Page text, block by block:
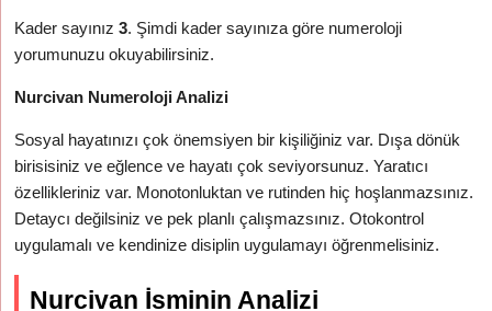
Kader sayınız3. Şimdi kader sayınıza göre numeroloji
yorumunuzu okuyabilirsiniz.
Nurcivan Numeroloji Analizi
Sosyal hayatınızı çok önemsiyen bir kişiliğiniz var. Dışa dönük
birisisiniz ve eğlence ve hayatı çok seviyorsunuz. Yaratıcı
özellikleriniz var. Monotonluktan ve rutinden hiç hoşlanmazsınız.
Detaycı değilsiniz ve pek planlı çalışmazsınız. Otokontrol
uygulamalı ve kendinize disiplin uygulamayı öğrenmelisiniz.
Nurcivan İsminin Analizi